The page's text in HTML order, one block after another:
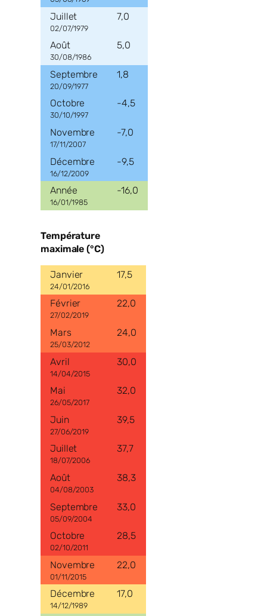
7,0
02/07/1979
5,0
30/08/1986
1,8
20/09/1977
-4,5
30/10/1997
-7,0
17/11/2007
-9,5
16/12/2009
-16,0
16/01/1985
Température
maximale (°C)
17,5
24/01/2016
22,0
27/02/2019
24,0
25/03/2012
30,0
14/04/2015
32,0
26/05/2017
39,5
27/06/2019
37,7
18/07/2006
38,3
04/08/2003
33,0
05/09/2004
28,5
02/10/2011
22,0
01/11/2015
17,0
14/12/1989